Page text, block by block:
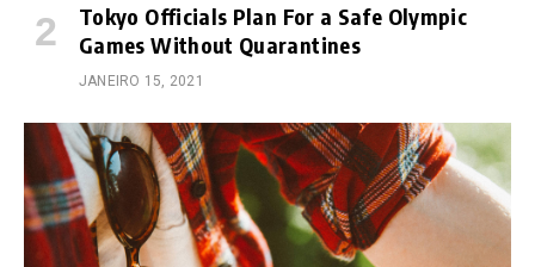
Tokyo Officials Plan For a Safe Olympic
Games Without Quarantines
JANEIRO 15, 2021